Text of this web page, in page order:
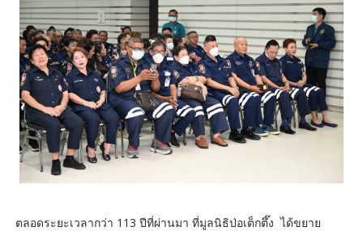
ตลอดระยะเวลากว่า 113 ปีที่ผ่านมา ที่มูลนิธิป่อเต็กตึ๊ง ได้ขยาย